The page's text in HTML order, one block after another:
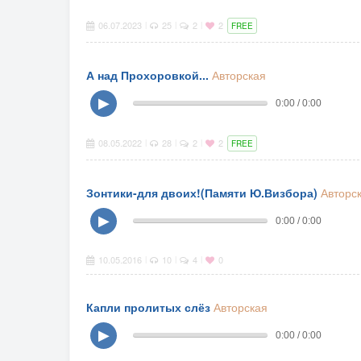
06.07.2023 25 2 2 FREE
А над Прохоровкой... Авторская
▶
0:00 / 0:00
08.05.2022 28 2 2 FREE
Зонтики-для двоих!(Памяти Ю.Визбора)
▶
0:00 / 0:00
10.05.2016 10 4 0
Капли пролитых слёз Авторская
▶
0:00 / 0:00